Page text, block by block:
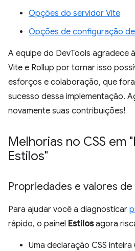
Opções do servidor Vite
Opções de configuração
A equipe do DevTools agradece
Vite e Rollup por tornar isso
esforços e colaboração, que
sucesso dessa implementação.
novamente suas contribuições!
Melhorias no CSS em
Estilos"
Propriedades e valores de
Para ajudar você a diagnosticar
rápido, o painel Estilosagora
Uma declaração CSS